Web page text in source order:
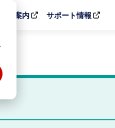
会社案内 サポート情報